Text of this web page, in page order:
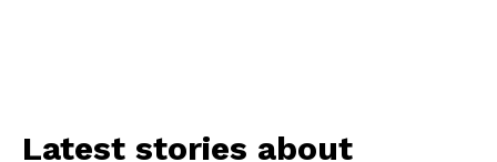
Latest stories about